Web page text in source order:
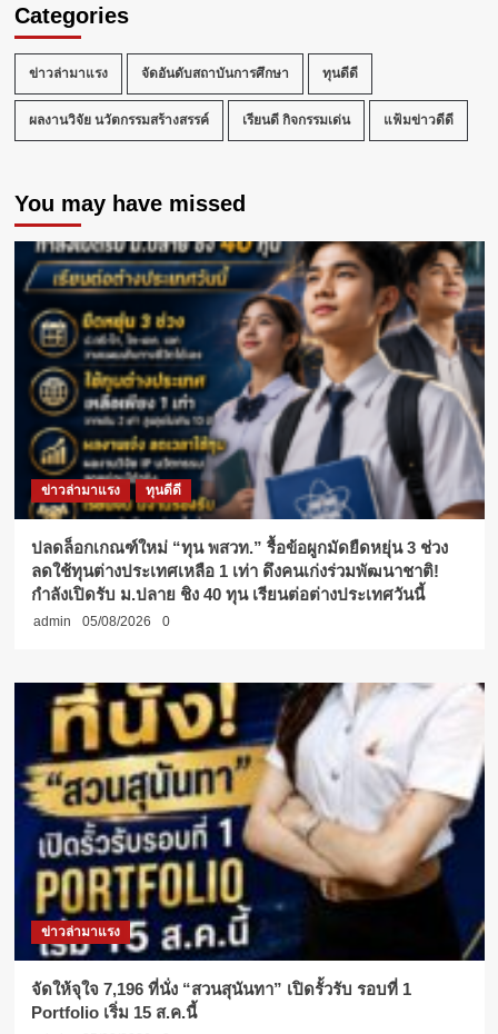
แข่งขัน
กระชับ
มิตร
“Ryder
Cup
2026”
2
สัมพันธ์
ไทย-
จีน
ยั่งยืน
Categories
ข่าวล่ามาแรง จัดอันดับสถาบันการศึกษา ทุนดีดี
ผลงานวิจัย นวัตกรรมสร้างสรรค์ เรียนดี กิจกรรมเด่น แฟ้มข่าวดีดี
You may have missed
ข่าวล่ามาแรง ทุนดีดี
ปลดล็อกเกณฑ์ใหม่ “ทุน พสวท.” รื้อข้อผูกมัดยืดหยุ่น 3 ช่วง
ลดใช้ทุนต่างประเทศเหลือ 1 เท่า ดึงคนเก่งร่วมพัฒนาชาติ!
กำลังเปิดรับ ม.ปลาย ชิง 40 ทุน เรียนต่อต่างประเทศวันนี้
admin 05/08/2026 0
ข่าวล่ามาแรง
จัดให้จุใจ 7,196 ที่นั่ง “สวนสุนันทา” เปิดรั้วรับ รอบที่ 1
Portfolio เริ่ม 15 ส.ค.นี้